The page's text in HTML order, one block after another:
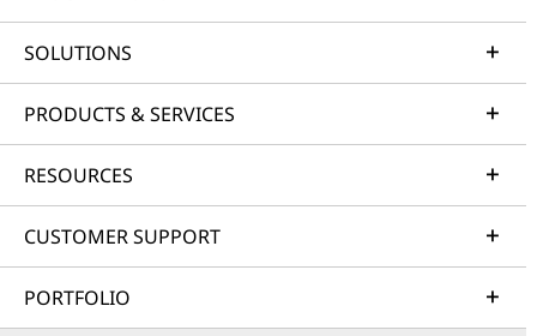
SOLUTIONS
PRODUCTS & SERVICES
RESOURCES
CUSTOMER SUPPORT
PORTFOLIO